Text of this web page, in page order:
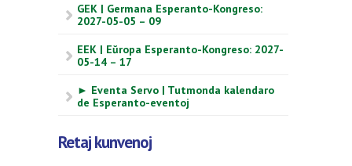
GEK | Germana Esperanto-Kongreso:
2027-05-05 – 09
EEK | Eŭropa Esperanto-Kongreso: 2027-
05-14 – 17
► Eventa Servo | Tutmonda kalendaro
de Esperanto-eventoj
Retaj kunvenoj